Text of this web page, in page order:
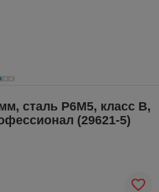
сталь Р6М5, класс В,
(29621-5)